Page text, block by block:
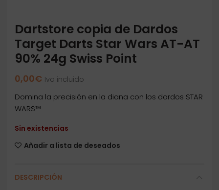
Dartstore copia de Dardos
Target Darts Star Wars AT-AT
90% 24g Swiss Point
0,00€ Iva incluido
Domina la precisión en la diana con los dardos STAR
WARS™
Sin existencias
Añadir a lista de deseados
DESCRIPCIÓN